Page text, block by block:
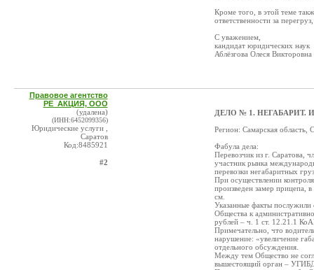
Кроме того, в этой теме
ответственности за
С уважением,
кандидат юридических наук
Аблёзгова Олеся Викторовна
Правовое агентство
РЕ_АКЦИЯ, ООО
(удалена)
(ИНН:6452099356)
Юридические услуги ,
Саратов
Код:8485921
#2
ДЕЛО № 1. НЕГАБАРИТ.
Регион: Самарская
Фабула дела:
Перевозчик из г. Саратова,
участник рынка
перевозки негабаритных
При осуществлении
произведен замер прицепа,
см.
Указанные факты послужили
Общества к
рублей – ч. 1 ст. 12.21.1
Примечательно, что
нарушение: «увеличение
отдельного обсуждения.
Между тем Общество не
вышестоящий орган –